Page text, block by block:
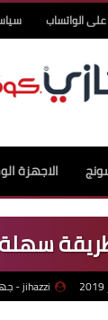
الواتساب
الاجهزة
سهلة
jihazzi - جهازي